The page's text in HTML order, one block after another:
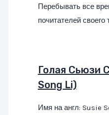
Перебывать все
почитателей
Голая Сьюзи
Song Li)
Имя на англ: Susie